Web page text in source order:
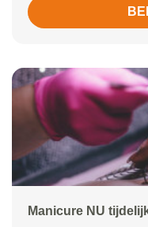
Manicure NU